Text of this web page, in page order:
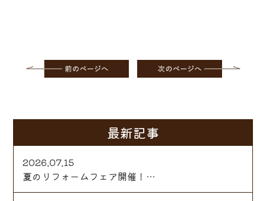
最新記事
2026.07.15
夏のリフォームフェア開催！…